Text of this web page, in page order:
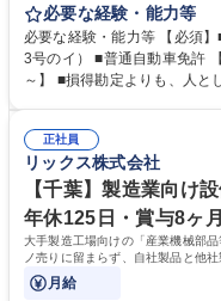
送業務およびサポート業務を
先へ納品、引き取り等をご担当いただき
市）、USJC（桑名市）とい
ングと呼ばれる製造部品・修
可能、かつ荷物の積み下ろしに抵
【四日市】営業サポート(納
月｜
必要な経験・能力等
必要な経験・能力等 【必須
3号のイ） ■普通自動車免許 【RIXing Action～当社で受け継がれるVision
～】 ■損得勘定よりも、人と
思考で、仕事を楽しむことが
当社の考えに触れ、ともに成長しませんか？ 学
学 高専 短大 専修学校 高校
正社員
リックス株式会社
【千葉】製造業向け
年休125日・賞与8ヶ
大手製造工場向けの「産業機械部
ノ売りに留まらず、自社製品と他
様の課題解決に向き合っています。
月給